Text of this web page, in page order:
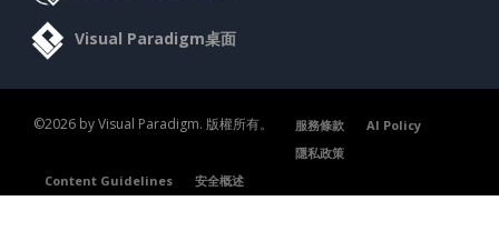
Visual Paradigm桌面
©2026 by Visual Paradigm. 版權所有。 服務條款
AI Policy
隱私政策
Content Guidelines
安全概述